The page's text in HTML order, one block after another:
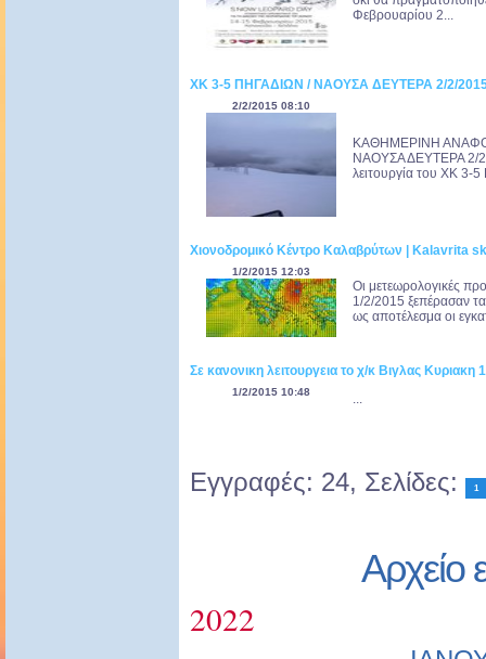
Φεβρουαρίου 2...
ΧΚ 3-5 ΠΗΓΑΔΙΩΝ / ΝΑΟΥΣΑ ΔΕΥΤΕΡΑ 2/2/
2/2/2015 08:10
ΚΑΘΗΜΕΡΙΝΗ
ΝΑΟΥΣΑ ΔΕΥΤΕΡΑ 2/
λειτουργία του ΧΚ 3-
Χιονοδρομικό Κέντρο Καλαβρύτων | Kalavrita
1/2/2015 12:03
Οι μετεωρολογικές
1/2/2015 ξεπέρασαν
ως αποτέλεσμα οι
Σε κανονικη λειτουργεια το χ/κ Βιγλας Κυριακη
1/2/2015 10:48 ...
Εγγραφές: 24, Σελίδες: 1
Αρχείο
2022